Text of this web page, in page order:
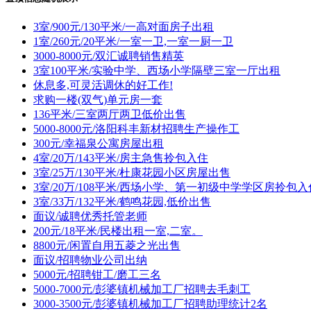
3室/900元/130平米/一高对面房子出租
1室/260元/20平米/一室一卫,一室一厨一卫
3000-8000元/双汇诚聘销售精英
3室100平米/实验中学、西场小学隔壁三室一厅出租
休息多,可灵活调休的好工作!
求购一楼(双气)单元房一套
136平米/三室两厅两卫低价出售
5000-8000元/洛阳科丰新材招聘生产操作工
300元/幸福泉公寓房屋出租
4室/20万/143平米/房主急售拎包入住
3室/25万/130平米/杜康花园小区房屋出售
3室/20万/108平米/西场小学、第一初级中学学区房拎包入
3室/33万/132平米/鹤鸣花园,低价出售
面议/诚聘优秀托管老师
200元/18平米/民楼出租一室,二室。
8800元/闲置自用五菱之光出售
面议/招聘物业公司出纳
5000元/招聘钳工/磨工三名
5000-7000元/彭婆镇机械加工厂招聘去毛刺工
3000-3500元/彭婆镇机械加工厂招聘助理统计2名